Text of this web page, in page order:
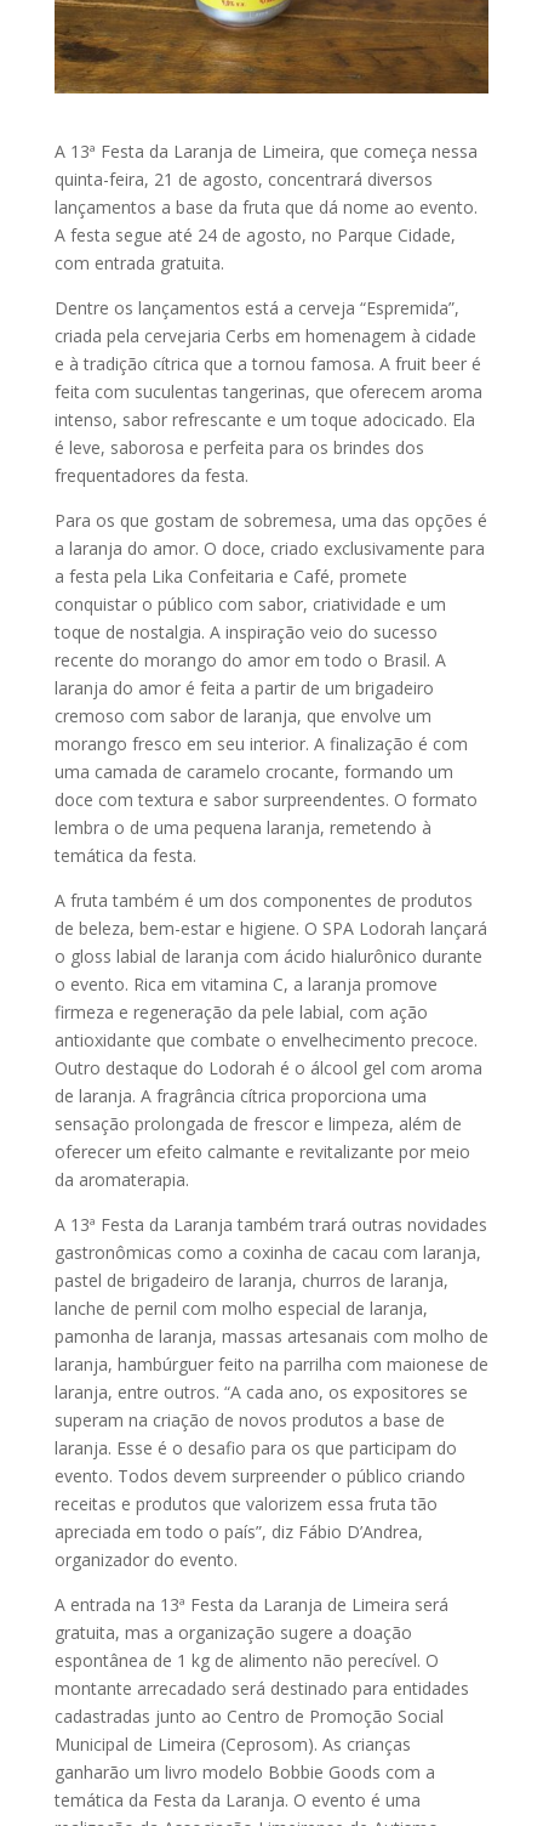
A 13ª Festa da Laranja de Limeira, que começa nessa
quinta-feira, 21 de agosto, concentrará diversos
lançamentos a base da fruta que dá nome ao evento.
A festa segue até 24 de agosto, no Parque Cidade,
com entrada gratuita.
Dentre os lançamentos está a cerveja “Espremida”,
criada pela cervejaria Cerbs em homenagem à cidade
e à tradição cítrica que a tornou famosa. A fruit beer é
feita com suculentas tangerinas, que oferecem aroma
intenso, sabor refrescante e um toque adocicado. Ela
é leve, saborosa e perfeita para os brindes dos
frequentadores da festa.
Para os que gostam de sobremesa, uma das opções é
a laranja do amor. O doce, criado exclusivamente para
a festa pela Lika Confeitaria e Café, promete
conquistar o público com sabor, criatividade e um
toque de nostalgia. A inspiração veio do sucesso
recente do morango do amor em todo o Brasil. A
laranja do amor é feita a partir de um brigadeiro
cremoso com sabor de laranja, que envolve um
morango fresco em seu interior. A finalização é com
uma camada de caramelo crocante, formando um
doce com textura e sabor surpreendentes. O formato
lembra o de uma pequena laranja, remetendo à
temática da festa.
A fruta também é um dos componentes de produtos
de beleza, bem-estar e higiene. O SPA Lodorah lançará
o gloss labial de laranja com ácido hialurônico durante
o evento. Rica em vitamina C, a laranja promove
firmeza e regeneração da pele labial, com ação
antioxidante que combate o envelhecimento precoce.
Outro destaque do Lodorah é o álcool gel com aroma
de laranja. A fragrância cítrica proporciona uma
sensação prolongada de frescor e limpeza, além de
oferecer um efeito calmante e revitalizante por meio
da aromaterapia.
A 13ª Festa da Laranja também trará outras novidades
gastronômicas como a coxinha de cacau com laranja,
pastel de brigadeiro de laranja, churros de laranja,
lanche de pernil com molho especial de laranja,
pamonha de laranja, massas artesanais com molho de
laranja, hambúrguer feito na parrilha com maionese de
laranja, entre outros. “A cada ano, os expositores se
superam na criação de novos produtos a base de
laranja. Esse é o desafio para os que participam do
evento. Todos devem surpreender o público criando
receitas e produtos que valorizem essa fruta tão
apreciada em todo o país”, diz Fábio D’Andrea,
organizador do evento.
A entrada na 13ª Festa da Laranja de Limeira será
gratuita, mas a organização sugere a doação
espontânea de 1 kg de alimento não perecível. O
montante arrecadado será destinado para entidades
cadastradas junto ao Centro de Promoção Social
Municipal de Limeira (Ceprosom). As crianças
ganharão um livro modelo Bobbie Goods com a
temática da Festa da Laranja. O evento é uma